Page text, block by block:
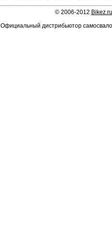
© 2006-2012 Bikez.ru
Официальный дистрибьютор